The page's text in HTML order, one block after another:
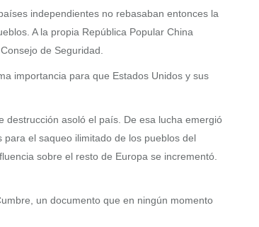
independientes no rebasaban entonces la
A la propia República Popular China
de Seguridad.
importancia para que Estados Unidos y sus
destrucción asoló el país. De esa lucha emergió
el saqueo ilimitado de los pueblos del
sobre el resto de Europa se incrementó.
un documento que en ningún momento